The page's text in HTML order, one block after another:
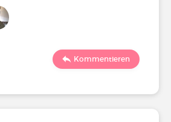
Kommentieren